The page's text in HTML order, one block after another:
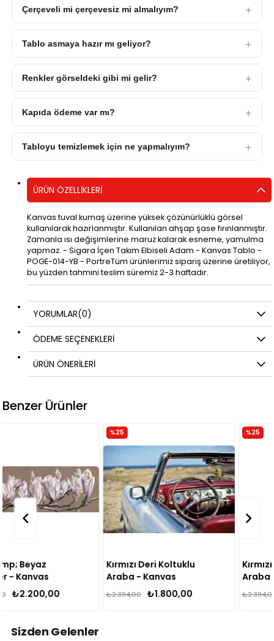
Çerçeveli mi çerçevesiz mi almalıyım?
Tablo asmaya hazır mı geliyor?
Renkler görseldeki gibi mi gelir?
Kapıda ödeme var mı?
Tabloyu temizlemek için ne yapmalıyım?
ÜRÜN ÖZELLIKLERI
Kanvas tuval kumaş üzerine yüksek çözünürlüklü görsel
kullanılarak hazırlanmıştır. Kullanılan ahşap şase fırınlanmıştır.
Zamanla ısı değişimlerine maruz kalarak esneme, yamulma
yapmaz. - Sigara İçen Takım Elbiseli Adam - Kanvas Tablo -
POGE-014-YB - PortreTüm ürünlerimiz sipariş üzerine üretiliyor,
bu yüzden tahmini teslim süremiz 2-3 haftadır.
YORUMLAR(0)
ÖDEME SEÇENEKLERI
ÜRÜN ÖNERILERI
Benzer Ürünler
Kırmızı Deri Koltuklu
Araba - Kanvas
Tablo
₺1.800,00
₺2.394,00
Kırmızı Beyaz Klasik
Araba - Kanvas
Tablo
₺1.800,00
₺2.394,00
Sizden Gelenler